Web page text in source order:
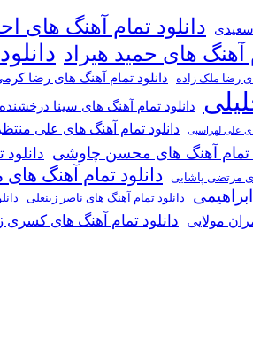
سعیدی دانلود تمام آهنگ های
آهنگ های حمید هیراد
رضا ملک زاده دانلود تمام آهنگ های رضا کرمی
دانلود تمام آهنگ های سینا درخشنده
علی لهراسبی دانلود تمام آهنگ های علی
تمام آهنگ های محسن چاوشی
مرتضی پاشایی دانلود تمام آهنگ
دانلود تمام آهنگ های ناصر زینعلی
مولایی دانلود تمام آهنگ های کسری